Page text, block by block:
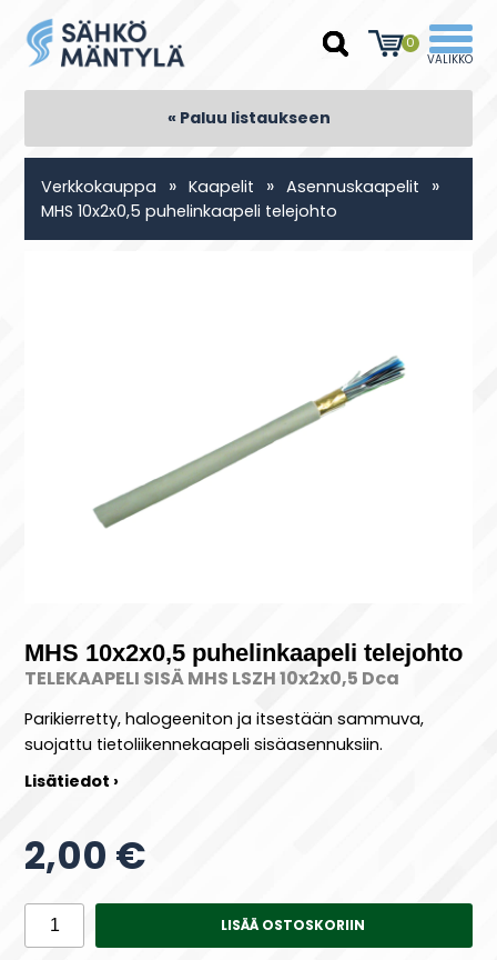
0
« Paluu listaukseen
Verkkokauppa » Kaapelit » Asennuskaapelit »
MHS 10x2x0,5 puhelinkaapeli telejohto
MHS 10x2x0,5 puhelinkaapeli telejohto
TELEKAAPELI SISÄ MHS LSZH 10x2x0,5 Dca
Parikierretty, halogeeniton ja itsestään sammuva,
suojattu tietoliikennekaapeli sisäasennuksiin.
Lisätiedot ›
2,00 €
LISÄÄ OSTOSKORIIN